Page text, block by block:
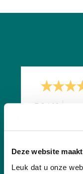
Deze website
Leuk dat u onze
7.8 / 10